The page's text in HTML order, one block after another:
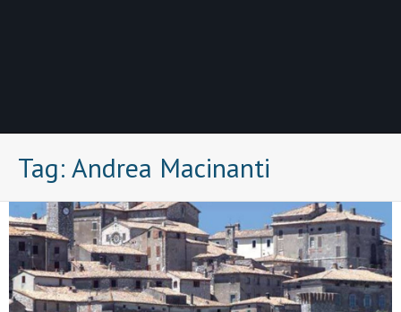
Tag: Andrea Macinanti